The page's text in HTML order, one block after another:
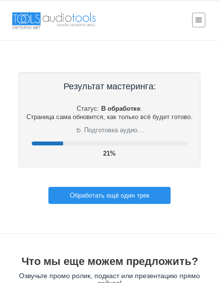
Результат мастеринга:
Статус: В обработке.
Страница сама обновится, как только всё будет готово.
⟳ Подготовка аудио…
21%
Обработать ещё один трек
Что мы еще можем предложить?
Озвучьте промо ролик, подкаст или презентацию прямо